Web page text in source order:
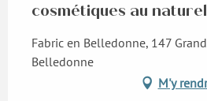
cosmétiques au naturel
Fabric en Belledonne, 147
Belledonne
M'y